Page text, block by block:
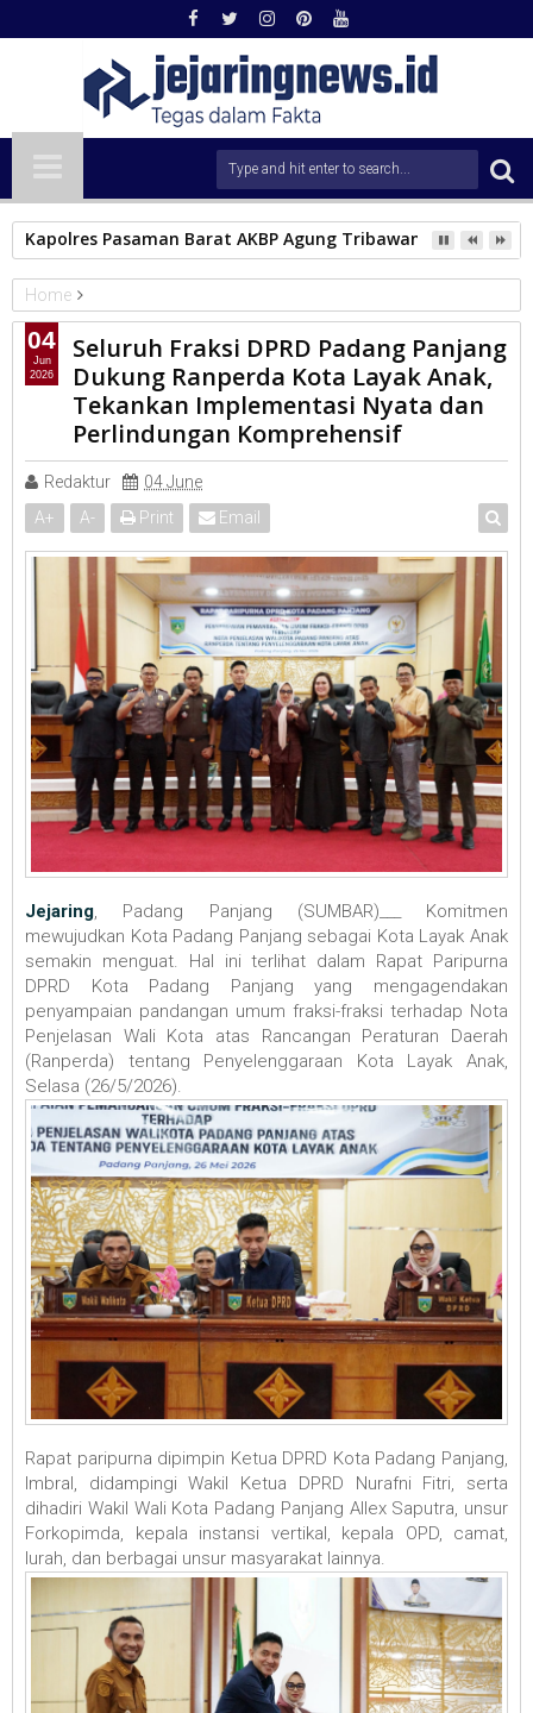
Kapolres Pasaman Barat AKBP Agung Tribawanto Melalui
Home
Advertorial
Padang panjang Parlementaria
Sumbar
Seluruh Fraksi DPRD Padang Panjang Dukung Ranperda Kota
Layak Anak, Tekankan Implementasi Nyata dan Perlindungan
Komprehensif
Seluruh Fraksi DPRD Padang Panjang
Dukung Ranperda Kota Layak Anak,
Tekankan Implementasi Nyata dan
Perlindungan Komprehensif
Redaktur
04 June
A+ A- Print Email
Jejaring , Padang Panjang (SUMBAR)___ Komitmen
mewujudkan Kota Padang Panjang sebagai Kota Layak Anak
semakin menguat. Hal ini terlihat dalam Rapat Paripurna
DPRD Kota Padang Panjang yang mengagendakan
penyampaian pandangan umum fraksi-fraksi terhadap Nota
Penjelasan Wali Kota atas Rancangan Peraturan Daerah
(Ranperda) tentang Penyelenggaraan Kota Layak Anak,
Selasa (26/5/2026).
Rapat paripurna dipimpin Ketua DPRD Kota Padang Panjang,
Imbral, didampingi Wakil Ketua DPRD Nurafni Fitri, serta
dihadiri Wakil Wali Kota Padang Panjang Allex Saputra, unsur
Forkopimda, kepala instansi vertikal, kepala OPD, camat,
lurah, dan berbagai unsur masyarakat lainnya.
04
Jun
2026